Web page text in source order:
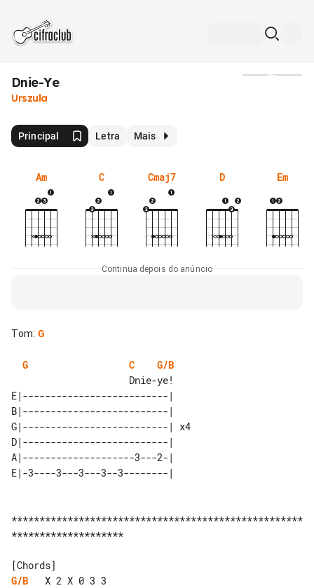
Dnie-Ye
Urszula
Principal Letra Mais
Am C Cmaj7 D Em
Continua depois do anúncio
Tom: G
G C
G/B
E|--------------------------|
B|--------------------------|
G|--------------------------| x4
D|--------------------------|
A|--------------------3---2-|
****************************************************
********************
G/B
   X 2 X 0 3 3